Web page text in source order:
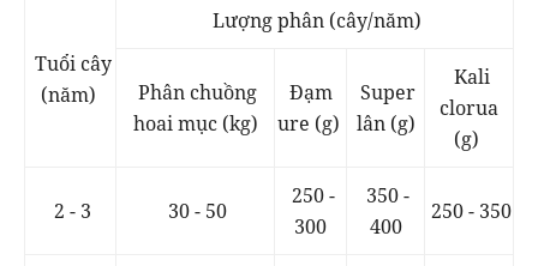
Tuổi cây
(năm)
Lượng phân (cây/năm)
Phân chuồng
hoai mục (kg)
Đạm
ure (g)
Super
lân (g)
Kali
clorua
(g)
2 - 3 30 - 50
250 -
300
350 -
400
250 - 350